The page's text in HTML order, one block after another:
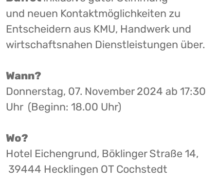
und neuen Kontaktmöglichkeiten zu
Entscheidern aus KMU, Handwerk und
wirtschaftsnahen Dienstleistungen über.
Wann?
Donnerstag, 07. November 2024 ab 17:30
Uhr (Beginn: 18.00 Uhr)
Wo?
Hotel Eichengrund, Böklinger Straße 14,
39444 Hecklingen OT Cochstedt